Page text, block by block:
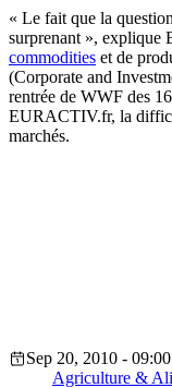
« Le fait que la
surprenant », explique
commodities et de
(Corporate and
rentrée de WWF des
EURACTIV.fr, la
marchés.
Sep 20, 2010 - 09:00
Agriculture &